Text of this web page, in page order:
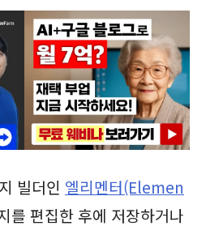
빌더인 엘리멘터(Elemen
를 편집한 후에 저장하거나